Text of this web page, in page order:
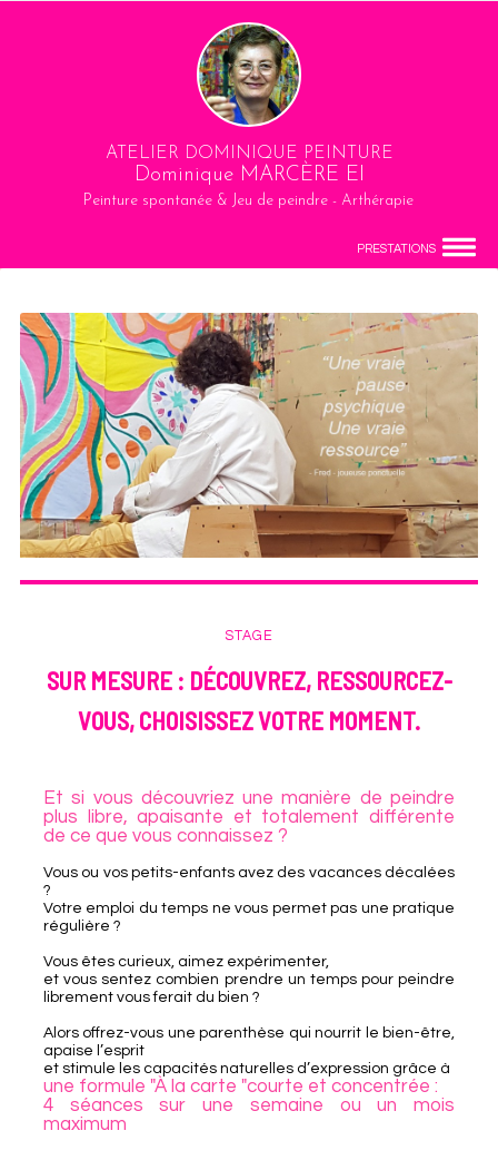
ATELIER DOMINIQUE PEINTURE
Dominique MARCÈRE EI
Peinture spontanée & Jeu de peindre - Arthérapie
PRESTATIONS
STAGE
SUR MESURE : DÉCOUVREZ, RESSOURCEZ-
VOUS, CHOISISSEZ VOTRE MOMENT.
Et si vous découvriez une manière de peindre
plus libre, apaisante et totalement différente
de ce que vous connaissez ?
Vous ou vos petits-enfants avez des vacances décalées
?
Votre emploi du temps ne vous permet pas une pratique
régulière ?
Vous êtes curieux, aimez expérimenter,
et vous sentez combien prendre un temps pour peindre
librement vous ferait du bien ?
Alors offrez-vous une parenthèse qui nourrit le bien-être,
apaise l’esprit
et stimule les capacités naturelles d’expression grâce à
une formule "À la carte "courte et concentrée :
4 séances sur une semaine ou un mois
maximum